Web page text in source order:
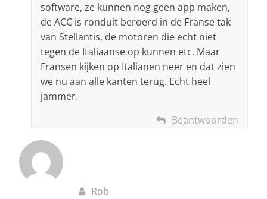
software, ze kunnen nog geen app maken,
de ACC is ronduit beroerd in de Franse tak
van Stellantis, de motoren die echt niet
tegen de Italiaanse op kunnen etc. Maar
Fransen kijken op Italianen neer en dat zien
we nu aan alle kanten terug. Echt heel
jammer.
Beantwoorden
Rob